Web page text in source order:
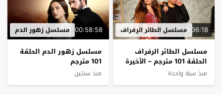
2:36:18مسلسل الطائر الرفراف
مسلسل الطائر الرفراف
الحلقة 101 مترجم – الأخيرة
منذ سنة واحدة
00:58:58 مسلسل زهور الدم
مسلسل زهور الدم الحلقة
101 مترجم
منذ سنتين